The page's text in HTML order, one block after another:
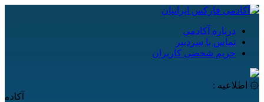
درباره آکادمی
تماس با سردبیر
حریم شخصی کاربران
۞ اطلاعیه :
آکادمی